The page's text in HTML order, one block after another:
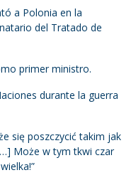
a Polonia en la
del Tratado de
primer ministro.
durante la guerra
się poszczycić takim jak
Może w tym tkwi czar